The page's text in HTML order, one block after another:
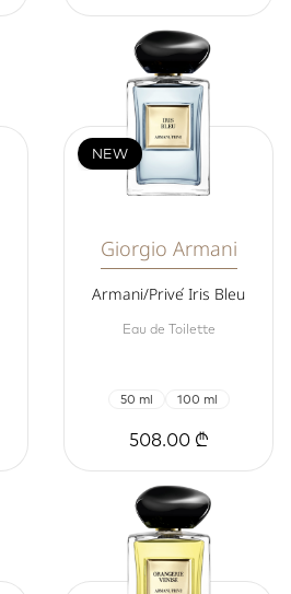
NEW
Giorgio Armani
Armani/Privé Iris Bleu
Eau de Toilette
50 ml 100 ml
508.00 ₾